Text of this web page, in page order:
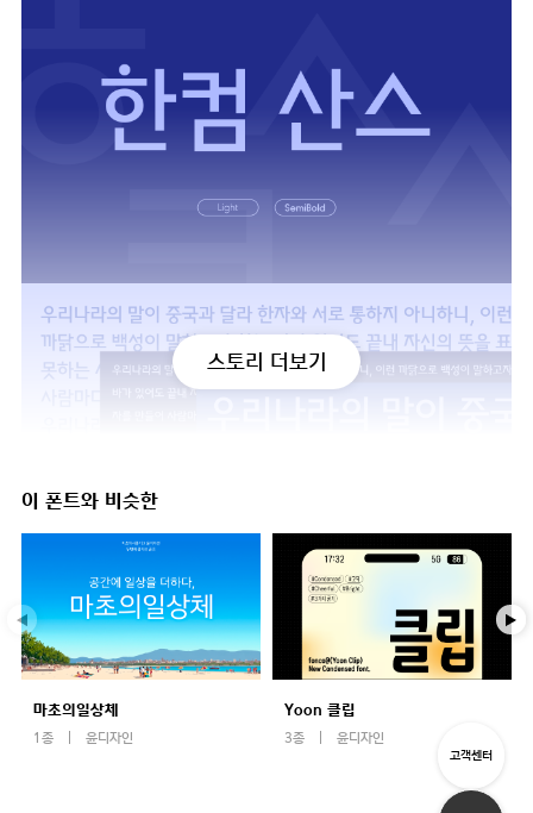
스토리 더보기
이 폰트와 비슷한
마초의일상체
1종 윤디자인
Yoon 클립
3종 윤디자인
고객센터